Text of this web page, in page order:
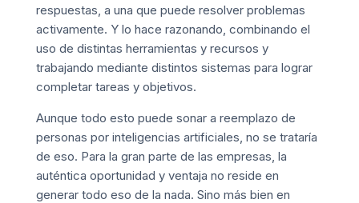
respuestas, a una que puede resolver problemas
activamente. Y lo hace razonando, combinando el
uso de distintas herramientas y recursos y
trabajando mediante distintos sistemas para lograr
completar tareas y objetivos.
Aunque todo esto puede sonar a reemplazo de
personas por inteligencias artificiales, no se trataría
de eso. Para la gran parte de las empresas, la
auténtica oportunidad y ventaja no reside en
generar todo eso de la nada. Sino más bien en